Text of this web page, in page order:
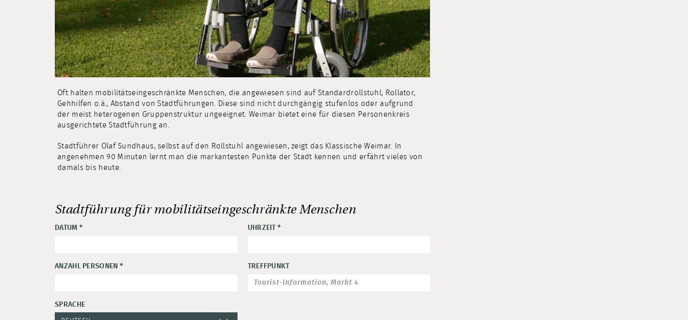
Oft halten mobilitätseingeschränkte Menschen, die angewiesen sind auf Standardrollstuhl, Rollator,
Gehhilfen o.ä., Abstand von Stadtführungen. Diese sind nicht durchgängig stufenlos oder aufgrund
der meist heterogenen Gruppenstruktur ungeeignet. Weimar bietet eine für diesen Personenkreis
ausgerichtete Stadtführung an.
Stadtführer Olaf Sundhaus, selbst auf den Rollstuhl angewiesen, zeigt das Klassische Weimar. In
angenehmen 90 Minuten lernt man die markantesten Punkte der Stadt kennen und erfährt vieles von
damals bis heute.
Stadtführung für mobilitätseingeschränkte Menschen
DATUM * UHRZEIT*
ANZAHL PERSONEN * TREFFPUNKT
SPRACHE